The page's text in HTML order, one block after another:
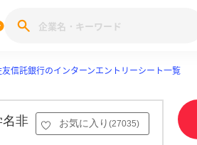
調査
目企業特集
信託銀行のインターンエントリーシート一覧
名非 お気に入り (27035)